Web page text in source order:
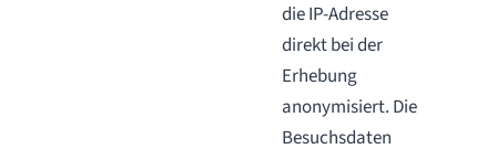
die IP-Adresse
direkt bei der
Erhebung
anonymisiert. Die
Besuchsdaten